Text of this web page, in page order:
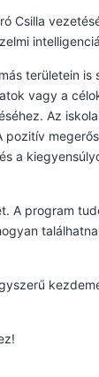
Csilla
területein is
vagy a
Az
a
A program